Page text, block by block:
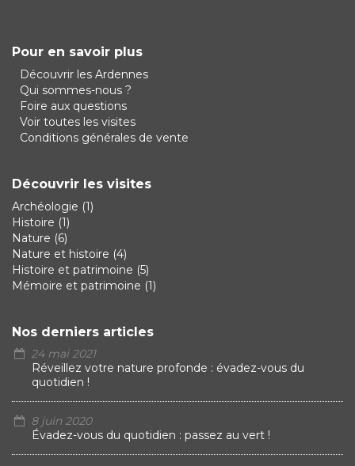
Pour en savoir plus
Découvrir les Ardennes
Qui sommes-nous ?
Foire aux questions
Voir toutes les visites
Conditions générales de vente
Découvrir les visites
Archéologie (1)
Histoire (1)
Nature (6)
Nature et histoire (4)
Histoire et patrimoine (5)
Mémoire et patrimoine (1)
Nos derniers articles
24 mai 2021
Réveillez votre nature profonde : évadez-vous du
quotidien !
8 juin 2020
Évadez-vous du quotidien : passez au vert !